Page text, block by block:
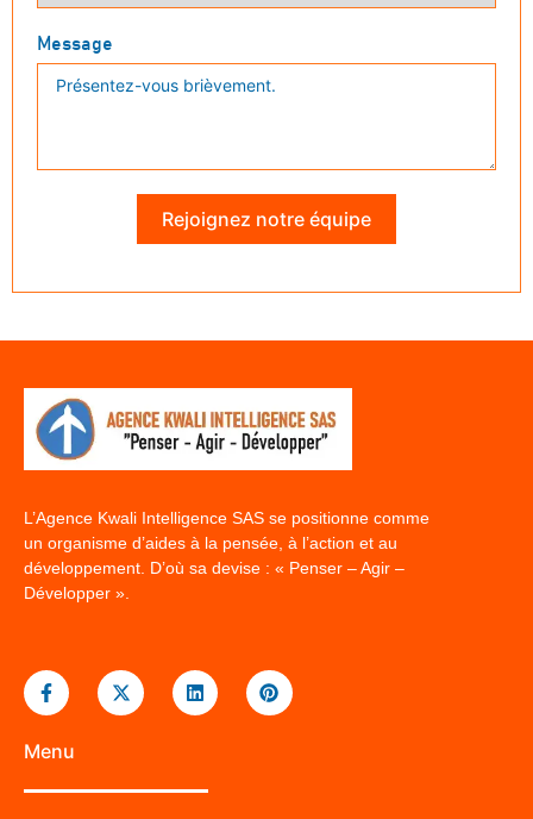
Message
Rejoignez notre équipe
L’Agence Kwali Intelligence SAS se positionne comme
un organisme d’aides à la pensée, à l’action et au
développement. D’où sa devise : « Penser – Agir –
Développer ».
Menu